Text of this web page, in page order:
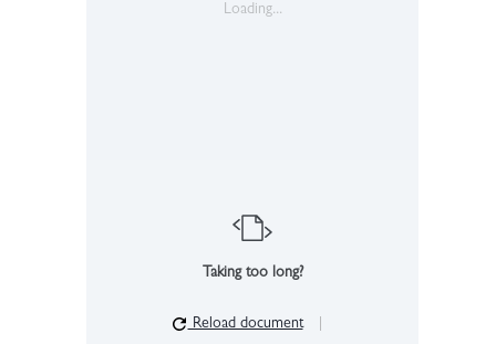
Loading...
Taking too long?
Reload document